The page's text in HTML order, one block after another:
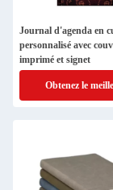
Journal d'agenda en
personnalisé avec
imprimé et signet
Obtenez le